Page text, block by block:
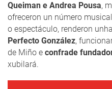
Queiman e Andrea Pousa,
ofreceron un número
o espectáculo, renderon unha
Perfecto González,
de Miño e confrade
xubilará.